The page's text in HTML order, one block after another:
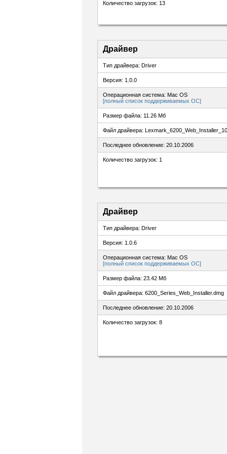
Количество загрузок: 13
Драйвер
Тип драйвера: Driver
Версия: 1.0.0
Операционная система: Mac OS
[полный список поддерживаемых ОС]
Размер файла: 11.26 Мб
Файл драйвера:
Последнее обновление: 20.10.2006
Количество загрузок: 1
Драйвер
Тип драйвера: Driver
Версия: 1.0.6
Операционная система: Mac OS
[полный список поддерживаемых ОС]
Размер файла: 23.42 Мб
Файл драйвера: 6200_Series_Web_Installer.dmg
Последнее обновление: 20.10.2006
Количество загрузок: 8